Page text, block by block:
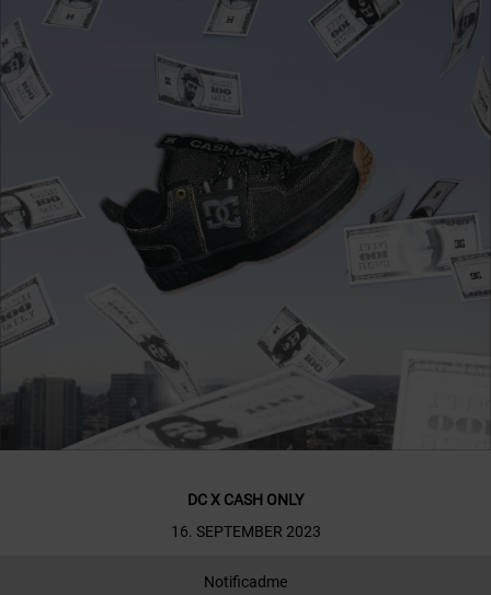
DC X CASH ONLY
16. SEPTEMBER 2023
Notificadme